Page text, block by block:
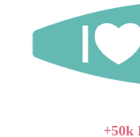
+50k